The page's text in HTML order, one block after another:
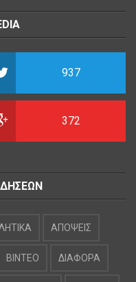
937
372
ΑΠΟΨΕΙΣ
ΒΙΝΤΕΟ ΔΙΑΦΟΡΑ